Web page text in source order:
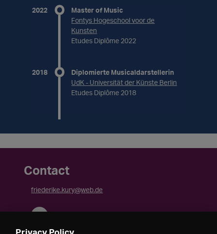
2022
Master of Music
Fontys Hogeschool voor de
Kunsten
Etudes Diplôme 2022
2018
Diplomierte Musicaldarstellerin
UdK - Universität der Künste Berlin
Etudes Diplôme 2018
Contact
friederike.kury@web.de